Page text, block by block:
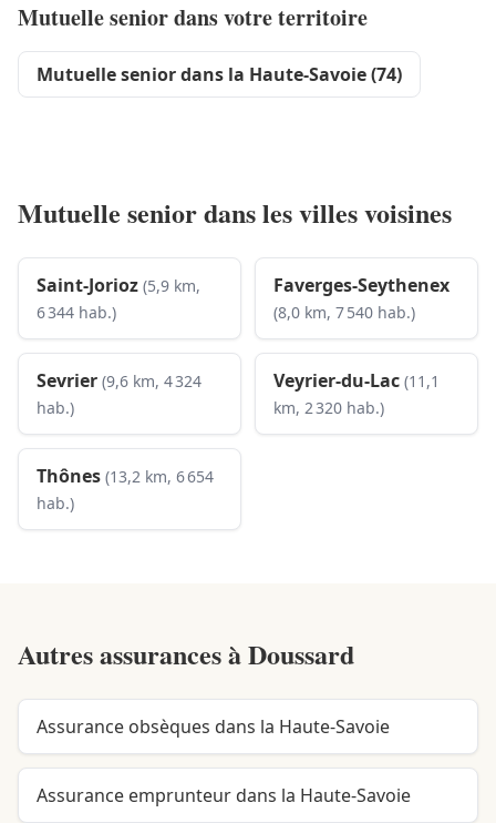
Mutuelle senior dans votre territoire
Mutuelle senior dans la Haute-Savoie (74)
Mutuelle senior dans les villes voisines
Saint-Jorioz (5,9 km,
6 344 hab.)
Faverges-Seythenex
(8,0 km, 7 540 hab.)
Sevrier (9,6 km, 4 324
hab.)
Veyrier-du-Lac (11,1
km, 2 320 hab.)
Thônes (13,2 km, 6 654
hab.)
Autres assurances àDoussard
Assurance obsèques dans la Haute-Savoie
Assurance emprunteur dans la Haute-Savoie